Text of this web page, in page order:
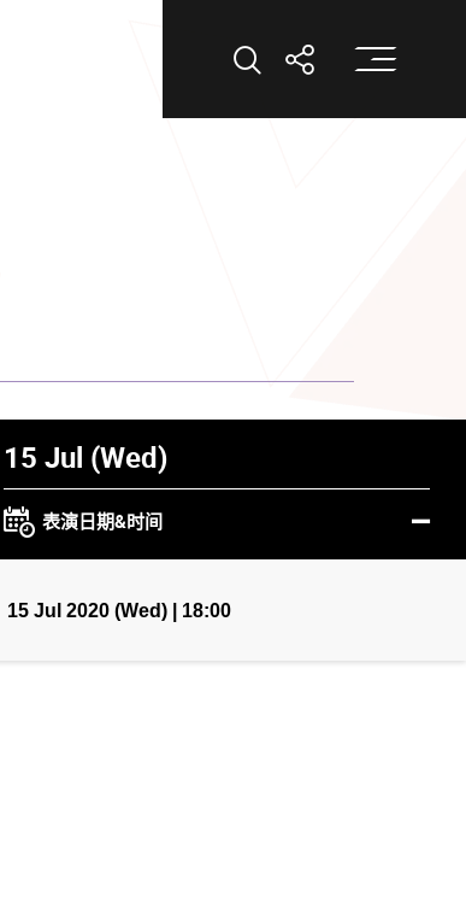
打开搜索打开分享打
15 Jul (Wed)
表演日期&时间
15 Jul 2020 (Wed) | 18:00